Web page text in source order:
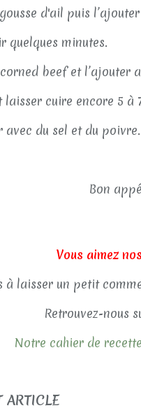
d'ail puis
quelques minutes.
beef et l’ajouter
laisser cuire encore 5 à
avec du sel et du poivre.
Bon
Vous aimez
à laisser un petit
Retrouvez-nous
Notre cahier de
ARTICLE